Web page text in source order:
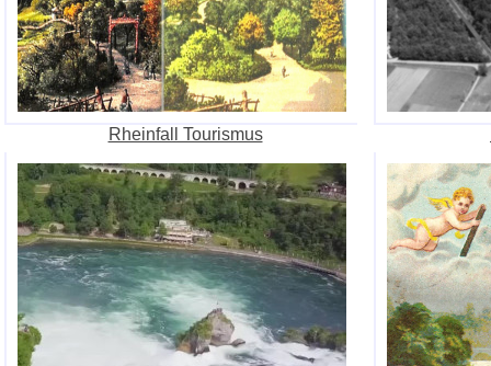
Rheinfall Tourismus